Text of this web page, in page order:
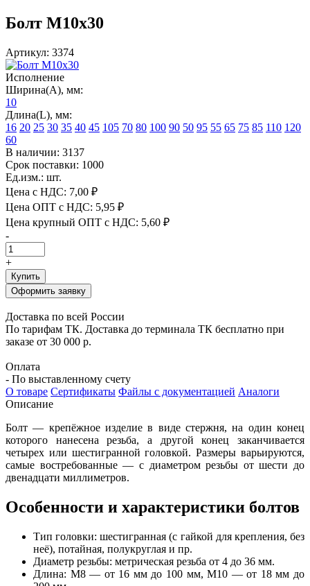
Болт М10х30
Артикул: 3374
Исполнение
Ширина(А), мм:
10
Длина(L), мм:
16 20 25 30 35 40 45 105 70 80 100 90 50 95 55 65 75 85 110 120
60
В наличии: 3137
Срок поставки: 1000
Ед.изм.: шт.
Цена с НДС: 7,00 ₽
Цена ОПТ с НДС: 5,95 ₽
Цена крупный ОПТ с НДС: 5,60 ₽
-
+
Купить
Оформить заявку
Доставка по всей России
По тарифам ТК. Доставка до терминала ТК бесплатно при
заказе от 30 000 р.
Оплата
- По выставленному счету
О товаре Сертификаты Файлы с документацией Аналоги
Описание
Болт — крепёжное изделие в виде стержня, на один конец
которого нанесена резьба, а другой конец заканчивается
четырех или шестигранной головкой. Размеры варьируются,
самые востребованные — с диаметром резьбы от шести до
двенадцати миллиметров.
Особенности и характеристики болтов
Тип головки: шестигранная (с гайкой для крепления, без
неё), потайная, полукруглая и пр.
Диаметр резьбы: метрическая резьба от 4 до 36 мм.
Длина: М8 — от 16 мм до 100 мм, М10 — от 18 мм до